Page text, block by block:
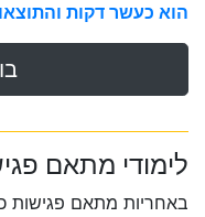
הוא כעשר דקות
לימודי מתאם
באחריות מתאם פגישות